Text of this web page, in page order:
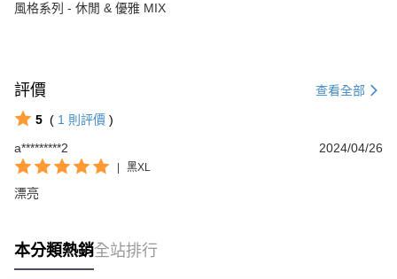
風格系列 - 休閒 & 優雅 MIX
評價 查看全部
5 ( 1 則評價 )
a*********2
2024/04/26
黑XL
漂亮
本分類熱銷全站排行